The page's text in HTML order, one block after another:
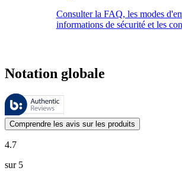
Consulter la FAQ, les modes
informations de sécurité et les
Notation globale
Ces évaluations sont gérées par Bazaarvoice
Les avis des clients exprimés sous forme
Comprendre les avis sur les produits
4.7
sur 5